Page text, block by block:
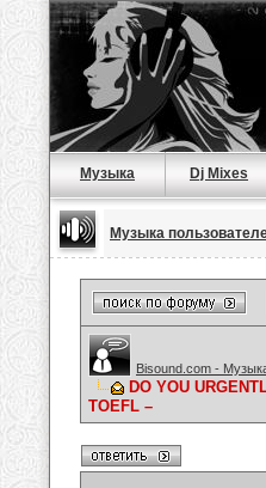
Музыка Dj Mixes
Музыка
Bisound.com -
DO YOU
TOEFL –